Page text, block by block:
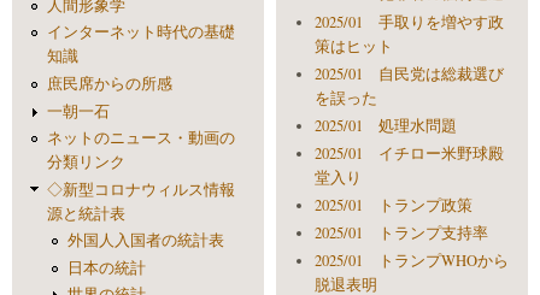
人間形象学
インターネット時代の基礎
知識
庶民席からの所感
一朝一石
ネットのニュース・動画の
分類リンク
◇新型コロナウィルス情報
源と統計表
外国人入国者の統計表
日本の統計
2025/01 手取りを増やす政
策はヒット
2025/01 自民党は総裁選び
を誤った
2025/01 処理水問題
2025/01 イチロー米野球殿
堂入り
2025/01 トランプ政策
2025/01 トランプ支持率
2025/01 トランプWHOから
脱退表明